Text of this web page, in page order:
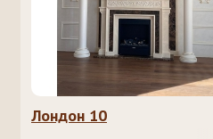
Лондон 10